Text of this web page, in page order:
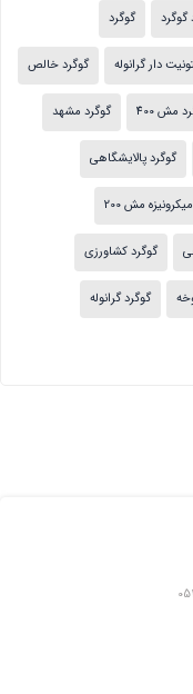
گوگرد گوگرد
دار گرانوله گوگرد خالص
مش 400 گوگرد مشهد
گوگرد پالایشگاهی
مش 200
گوگرد کشاورزی
گوگرد گرانوله